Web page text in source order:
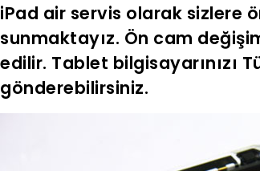
iPad air servis olarak sizlere
sunmaktayız. Ön cam
edilir. Tablet bilgisayarınızı
gönderebilirsiniz.